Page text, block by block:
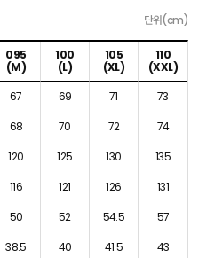
단위(cm)
095
(M)
100
(L)
105
(XL)
110
(XXL)
67 69 71
73
68 70 72
74
120 125 130
135
116 121 126
131
50 52 54.5
57
38.5 40 41.5 43